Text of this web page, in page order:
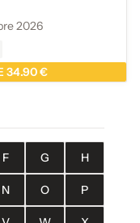
2026
34.90 €
F G H
N O P